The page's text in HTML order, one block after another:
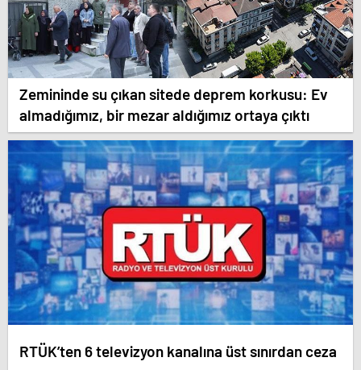
Zemininde su çıkan sitede deprem korkusu: Ev
almadığımız, bir mezar aldığımız ortaya çıktı
RTÜK’ten 6 televizyon kanalına üst sınırdan ceza